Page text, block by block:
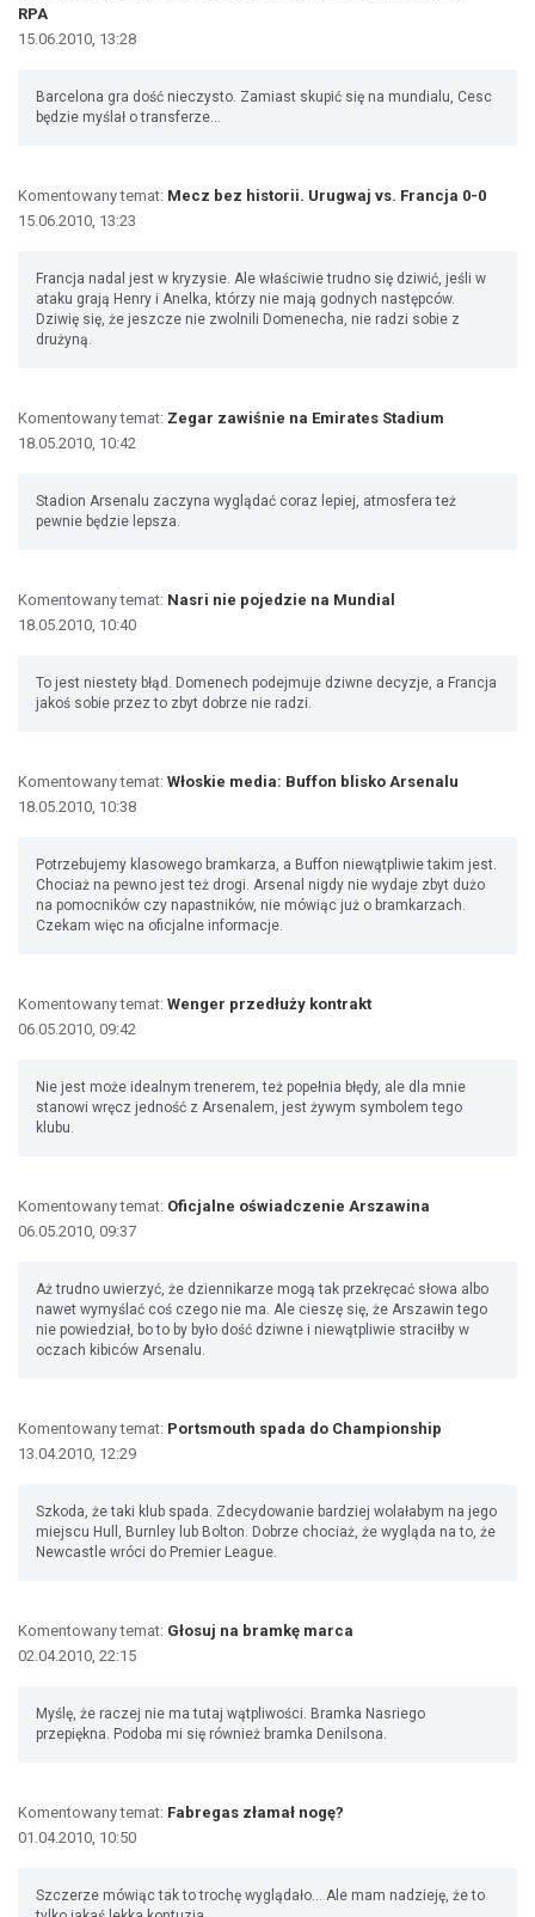
RPA
15.06.2010, 13:28
Barcelona gra dość nieczysto. Zamiast skupić się na mundialu, Cesc
będzie myślał o transferze...
Komentowany temat: Mecz bez historii. Urugwaj vs. Francja 0-0
15.06.2010, 13:23
Francja nadal jest w kryzysie. Ale właściwie trudno się dziwić, jeśli w
ataku grają Henry i Anelka, którzy nie mają godnych następców.
Dziwię się, że jeszcze nie zwolnili Domenecha, nie radzi sobie z
drużyną.
Komentowany temat: Zegar zawiśnie na Emirates Stadium
18.05.2010, 10:42
Stadion Arsenalu zaczyna wyglądać coraz lepiej, atmosfera też
pewnie będzie lepsza.
Komentowany temat: Nasri nie pojedzie na Mundial
18.05.2010, 10:40
To jest niestety błąd. Domenech podejmuje dziwne decyzje, a Francja
jakoś sobie przez to zbyt dobrze nie radzi.
Komentowany temat: Włoskie media: Buffon blisko Arsenalu
18.05.2010, 10:38
Potrzebujemy klasowego bramkarza, a Buffon niewątpliwie takim jest.
Chociaż na pewno jest też drogi. Arsenal nigdy nie wydaje zbyt dużo
na pomocników czy napastników, nie mówiąc już o bramkarzach.
Czekam więc na oficjalne informacje.
Komentowany temat: Wenger przedłuży kontrakt
06.05.2010, 09:42
Nie jest może idealnym trenerem, też popełnia błędy, ale dla mnie
stanowi wręcz jedność z Arsenalem, jest żywym symbolem tego
klubu.
Komentowany temat: Oficjalne oświadczenie Arszawina
06.05.2010, 09:37
Aż trudno uwierzyć, że dziennikarze mogą tak przekręcać słowa albo
nawet wymyślać coś czego nie ma. Ale cieszę się, że Arszawin tego
nie powiedział, bo to by było dość dziwne i niewątpliwie straciłby w
oczach kibiców Arsenalu.
Komentowany temat: Portsmouth spada do Championship
13.04.2010, 12:29
Szkoda, że taki klub spada. Zdecydowanie bardziej wolałabym na jego
miejscu Hull, Burnley lub Bolton. Dobrze chociaż, że wygląda na to, że
Newcastle wróci do Premier League.
Komentowany temat: Głosuj na bramkę marca
02.04.2010, 22:15
Myślę, że raczej nie ma tutaj wątpliwości. Bramka Nasriego
przepiękna. Podoba mi się również bramka Denilsona.
Komentowany temat: Fabregas złamał nogę?
01.04.2010, 10:50
Szczerze mówiąc tak to trochę wyglądało... Ale mam nadzieję, że to